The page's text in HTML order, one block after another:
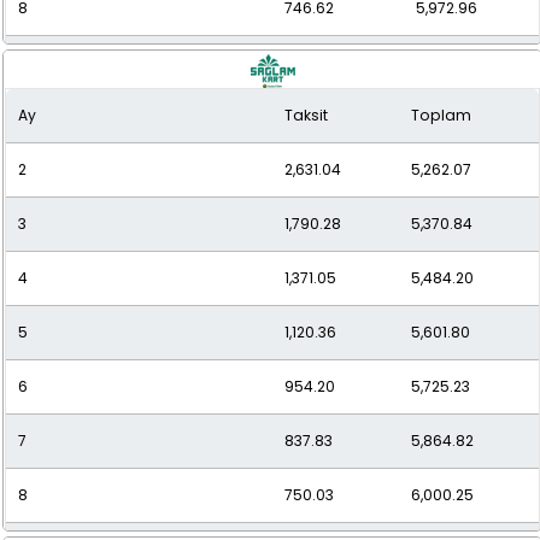
8 746.62 5,972.96
682.97
10 627.05 6,270.49
11 584.68 6,431.50
12 550.53 6,606.39
Ay Taksit Toplam
2 2,631.04 5,262.07
3 1,790.28 5,370.84
4 1,371.05 5,484.20
5 1,120.36 5,601.80
6 954.20 5,725.23
7 837.83 5,864.82
8 750.03 6,000.25